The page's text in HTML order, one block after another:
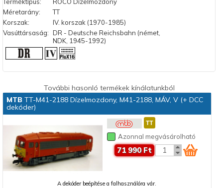
Méretarány:
TT
Korszak:
IV. korszak (1970-1985)
Vasúttársaság: DR - Deutsche Reichsbahn (német,
NDK, 1945-1992)
További hasonló termékek kínálatunkból
MTB TT-M41-2188 Dízelmozdony, M41-2188, MÁV, V (+ DCC
dekóder)
Azonnal megvásárolható
71 990 Ft
A dekóder beépítése a falhasználóra vár.